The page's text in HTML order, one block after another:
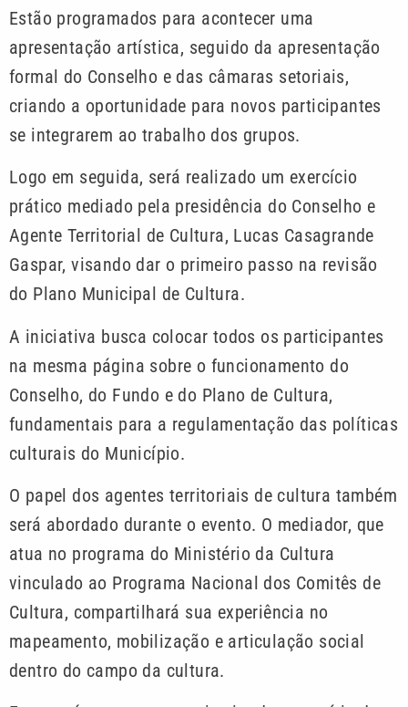
Estão programados para acontecer uma
apresentação artística, seguido da apresentação
formal do Conselho e das câmaras setoriais,
criando a oportunidade para novos participantes
se integrarem ao trabalho dos grupos.
Logo em seguida, será realizado um exercício
prático mediado pela presidência do Conselho e
Agente Territorial de Cultura, Lucas Casagrande
Gaspar, visando dar o primeiro passo na revisão
do Plano Municipal de Cultura.
A iniciativa busca colocar todos os participantes
na mesma página sobre o funcionamento do
Conselho, do Fundo e do Plano de Cultura,
fundamentais para a regulamentação das políticas
culturais do Município.
O papel dos agentes territoriais de cultura também
será abordado durante o evento. O mediador, que
atua no programa do Ministério da Cultura
vinculado ao Programa Nacional dos Comitês de
Cultura, compartilhará sua experiência no
mapeamento, mobilização e articulação social
dentro do campo da cultura.